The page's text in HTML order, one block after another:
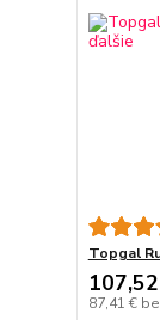
Topgal
87,41 €